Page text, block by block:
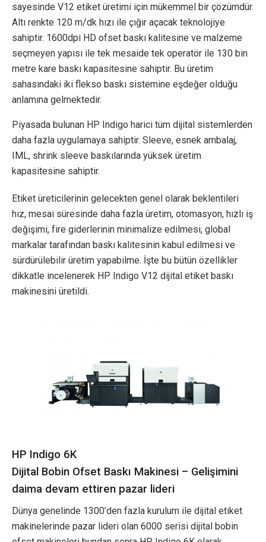
sayesinde V12 etiket üretimi için mükemmel bir çözümdür.
Altı renkte 120 m/dk hızı ile çığır açacak teknolojiye
sahiptir. 1600dpi HD ofset baskı kalitesine ve malzeme
seçmeyen yapısı ile tek mesaide tek operatör ile 130 bin
metre kare baskı kapasitesine sahiptir. Bu üretim
sahasındaki iki flekso baskı sistemine eşdeğer olduğu
anlamına gelmektedir.
Piyasada bulunan HP Indigo harici tüm dijital sistemlerden
daha fazla uygulamaya sahiptir. Sleeve, esnek ambalaj,
IML, shrink sleeve baskılarında yüksek üretim
kapasitesine sahiptir.
Etiket üreticilerinin gelecekten genel olarak beklentileri
hız, mesai süresinde daha fazla üretim, otomasyon, hızlı iş
değişimi, fire giderlerinin minimalize edilmesi, global
markalar tarafından baskı kalitesinin kabul edilmesi ve
sürdürülebilir üretim yapabilme. İşte bu bütün özellikler
dikkatle incelenerek HP Indigo V12 dijital etiket baskı
makinesini üretildi.
HP Indigo 6K
Dijital Bobin Ofset Baskı Makinesi – Gelişimini
daima devam ettiren pazar lideri
Dünya genelinde 1300’den fazla kurulum ile dijital etiket
makinelerinde pazar lideri olan 6000 serisi dijital bobin